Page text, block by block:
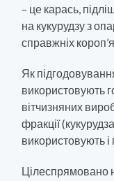
– це карась,
на кукурудзу з
справжніх
Як
використовують
вітчизняних
фракції
використовують
Цілеспрямовано